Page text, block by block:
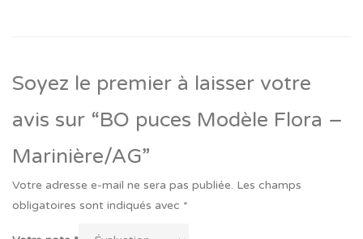
Soyez le premier à laisser votre
avis sur “BO puces Modèle Flora –
Marinière/AG”
Votre adresse e-mail ne sera pas publiée. Les champs
obligatoires sont indiqués avec *